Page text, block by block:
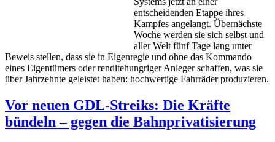
entscheidenden Etappe ihres
Kampfes angelangt. Übernächste
Woche werden sie sich selbst und
aller Welt fünf Tage lang unter
Beweis stellen, dass sie in Eigenregie und ohne das Kommando
eines Eigentümers oder renditehungriger Anleger schaffen, was sie
über Jahrzehnte geleistet haben: hochwertige Fahrräder produzieren.
Vor neuen GDL-Streiks: Die Kräfte
bündeln – gegen die Bahnprivatisierung